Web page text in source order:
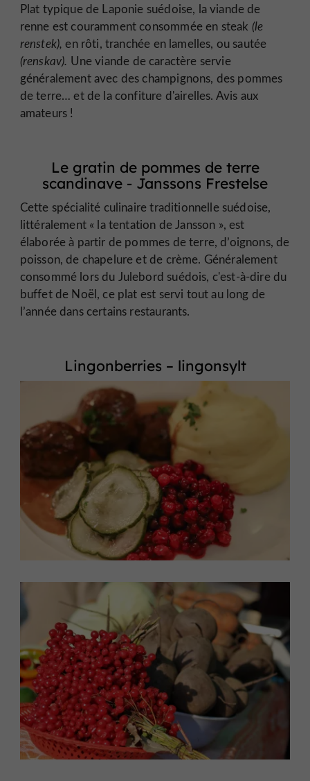
Plat typique de Laponie suédoise, la viande de
renne est couramment consommée en steak (le
renstek), en rôti, tranchée en lamelles, ou sautée
(renskav). Une viande de caractère servie
généralement avec des champignons, des pommes
de terre… et de la confiture d'airelles. Avis aux
amateurs !
Le gratin de pommes de terre
scandinave - Janssons Frestelse
Cette spécialité culinaire traditionnelle suédoise,
littéralement « la tentation de Jansson », est
élaborée à partir de pommes de terre, d’oignons, de
poisson, de chapelure et de crème. Généralement
consommé lors du Julebord suédois, c'est-à-dire du
buffet de Noël, ce plat est servi tout au long de
l’année dans certains restaurants.
Lingonberries – lingonsylt